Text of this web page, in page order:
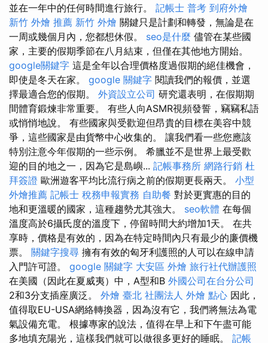
並在一年中的任何時間進行旅行。 記帳士 普考 到府外燴
新竹 外燴 推薦 新竹 外燴 關鍵只是計劃和轉發，無論是在
一周或幾個月內，您都想休假。 seo是什麼 儘管在某些國
家，主要的假期季節在八月結束，但僅在其他地方開始。
google關鍵字 這是全年以合理價格度過假期的絕佳機會，
即使是冬天在家。 google 關鍵字 閱讀我們的報價，並選
擇最適合您的假期。 外資設立公司 研究還表明，在假期期
間體育鍛煉非常重要。 有些人向ASMR視頻發誓，竊竊私語
或悄悄地說。 有些國家與受歡迎但昂貴的目標在美容中競
爭，這些國家是由貨幣中心收集的。 讓我們看一些您應該
特別注意今年假期的一些示例。 希臘並不是世界上最受歡
迎的目的地之一，因為它是島嶼... 記帳事務所 網路行銷 杜
拜簽證 歐洲遊客平均比流行病之前的假期更長兩天。 小型
外燴推薦 記帳士 稅務申報實務 自助餐 對於更實惠的目的
地和更溫暖的國家，這種趨勢尤其強大。 seo軟體 在每個
溫度高於6攝氏度的溫度下，停留時間大約增加1天。 在共
享時，價格是有效的，因為在特定時間內只有最少的廉價機
票。 關鍵字搜尋 擁有有效的匈牙利護照的人可以在線申請
入門許可證。 google 關鍵字 大安區 外燴 旅行社代辦護照
在美國（因此在夏威夷）中，A型和B 外國公司在台分公司
2和3分支插座廣泛。 外燴 臺北 社團法人 外燴 點心 因此，
值得取EU-USA網絡轉換器，因為沒有它，我們將無法為電
氣設備充電。 根據專家的說法，值得在早上和下午盡可能
多地填充陽光，這樣我們就可以做很多更好的睡眠。 記帳